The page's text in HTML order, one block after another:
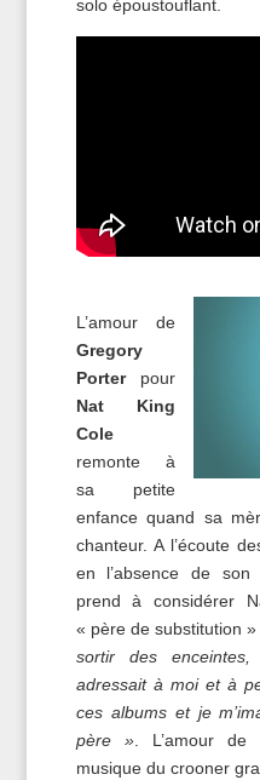
solo époustouflant.
L’amour de
Gregory
Porterpour
Nat King
Cole
remonte à
sa petite
enfance quand sa
chanteur. A l’écoute
en l’absence de
prend à considérer
« père de substitution
sortir des
adressait à moi et à
ces albums et je
père ». L’amour de
musique du crooner